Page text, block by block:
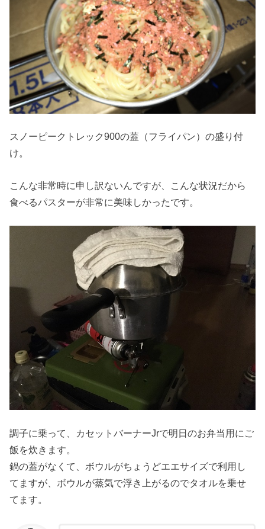
スノーピークトレック900の蓋（フライパン）の盛り付
け。
こんな非常時に申し訳ないんですが、こんな状況だから
食べるパスターが非常に美味しかったです。
調子に乗って、カセットバーナーJrで明日のお弁当用にご
飯を炊きます。
鍋の蓋がなくて、ボウルがちょうどエエサイズで利用し
てますが、ボウルが蒸気で浮き上がるのでタオルを乗せ
てます。